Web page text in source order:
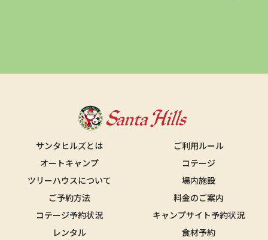
サンタヒルズとは
ご利用ルール
オートキャンプ
コテージ
ツリーハウスについて
場内施設
ご予約方法
料金のご案内
コテージ予約状況
キャンプサイト予約状況
レンタル
食材予約